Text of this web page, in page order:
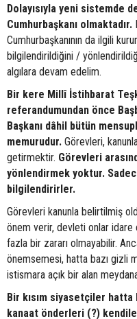
Dolayısıyla yeni sistemde
Cumhurbaşkanı olmaktadır.
Cumhurbaşkanının da ilgili
bilgilendirildiğini /
algılara devam edelim.
Bir kere Millî İstihbarat
referandumundan önce
Başkanı dâhil bütün
memurudur. Görevleri,
getirmektir. Görevleri
yönlendirmek yoktur.
bilgilendirirler.
Görevleri kanunla belirtilmiş
önem verir, devleti onlar idare
fazla bir zararı olmayabilir.
önemsemesi, hatta bazı gizli
istismara açık bir alan
Bir kısım siyasetçiler
kanaat önderleri (?)